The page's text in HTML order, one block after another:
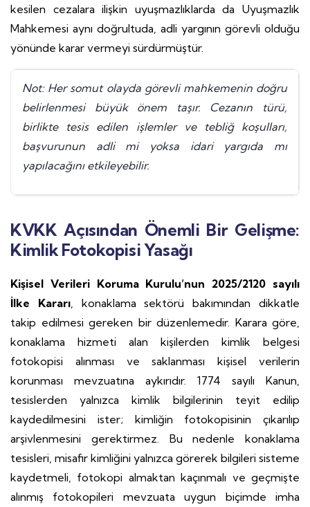
kesilen cezalara ilişkin uyuşmazlıklarda da Uyuşmazlık
Mahkemesi aynı doğrultuda, adli yargının görevli olduğu
yönünde karar vermeyi sürdürmüştür.
Not: Her somut olayda görevli mahkemenin doğru
belirlenmesi büyük önem taşır. Cezanın türü,
birlikte tesis edilen işlemler ve tebliğ koşulları,
başvurunun adli mi yoksa idari yargıda mı
yapılacağını etkileyebilir.
KVKK Açısından Önemli Bir Gelişme:
Kimlik Fotokopisi Yasağı
Kişisel Verileri Koruma Kurulu’nun 2025/2120 sayılı
İlke Kararı, konaklama sektörü bakımından dikkatle
takip edilmesi gereken bir düzenlemedir. Karara göre,
konaklama hizmeti alan kişilerden kimlik belgesi
fotokopisi alınması ve saklanması kişisel verilerin
korunması mevzuatına aykırıdır. 1774 sayılı Kanun,
tesislerden yalnızca kimlik bilgilerinin teyit edilip
kaydedilmesini ister; kimliğin fotokopisinin çıkarılıp
arşivlenmesini gerektirmez. Bu nedenle konaklama
tesisleri, misafir kimliğini yalnızca görerek bilgileri sisteme
kaydetmeli, fotokopi almaktan kaçınmalı ve geçmişte
alınmış fotokopileri mevzuata uygun biçimde imha